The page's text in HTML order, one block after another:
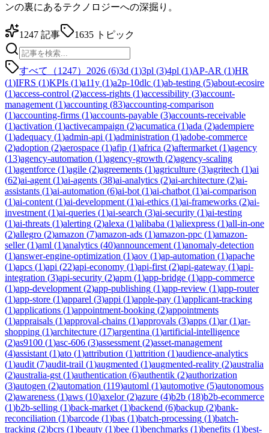
ンの裏にあるテクノロジーへの深掘り。
1247 記事 1635 トピック
すべて（1247） 2026 (6)3d (1)3pl (3)4pl (1)AP-AR (1)HR
(1)IFRS (1)KPIs (1)a11y (1)a2p-10dlc (1)ab-testing (5)about-ecosire
(1)access-control (2)access-rights (1)accessibility (3)account-
management (1)accounting (83)accounting-comparison
(1)accounting-firms (1)accounts-payable (3)accounts-receivable
(1)activation (1)activecampaign (2)acumatica (1)ada (2)adempiere
(1)adequacy (1)admin-api (1)administration (1)adobe-commerce
(2)adoption (2)aerospace (1)afip (1)africa (2)aftermarket (1)agency
(13)agency-automation (1)agency-growth (2)agency-scaling
(1)agentforce (1)agile (2)agreements (1)agriculture (3)agritech (1)ai
(62)ai-agent (1)ai-agents (38)ai-analytics (2)ai-architecture (2)ai-
assistants (1)ai-automation (6)ai-bot (1)ai-chatbot (1)ai-comparison
(1)ai-content (1)ai-development (1)ai-ethics (1)ai-frameworks (2)ai-
investment (1)ai-queries (1)ai-search (3)ai-security (1)ai-testing
(1)ai-threats (1)alerting (2)alexa (1)alibaba (1)aliexpress (1)all-in-one
(2)allegro (2)amazon (7)amazon-ads (1)amazon-ppc (1)amazon-
seller(1)aml (1)analytics (40)announcement (1)anomaly-detection
(1)answer-engine-optimization (1)aov (1)ap-automation (1)apache
(1)apcs (1)api (22)api-economy (1)api-first (2)api-gateway (1)api-
integration (3)api-security (2)apm (1)app-bridge (1)app-commerce
(1)app-development (2)app-publishing (1)app-review (1)app-router
(1)app-store (1)apparel (3)appi (1)apple-pay (1)applicant-tracking
(1)applications (1)appointment-booking (2)appointments
(1)appraisals (1)approval-chains (1)approvals (3)apps (1)ar(1)ar-
shopping (1)architecture (17)argentina (1)artificial-intelligence
(2)as9100 (1)asc-606 (3)assessment (2)asset-management
(4)assistant (1)ato (1)attribution (1)attrition (1)audience-analytics
(1)audit (7)audit-trail (1)augmented (1)augmented-reality (2)australia
(2)australia-gst (1)authentication (6)authentik (2)authorization
(3)autogen (2)automation (119)automl (1)automotive (5)autonomous
(2)awareness (1)aws (10)axelor(2)azure (4)b2b (18)b2b-ecommerce
(1)b2b-selling (1)back-market (1)backend (6)backup (2)bank-
reconciliation (1)barcode (1)bas (1)batch-processing (1)batch-
tracking (2)bcrs (1)beauty (1)bee (1)benchmarks (1)benefits (1)best-